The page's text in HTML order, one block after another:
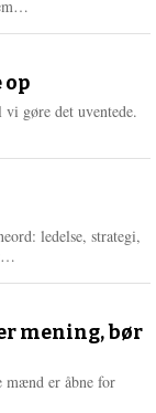
e
e
op
gøre det uventede.
ledelse, strategi,
e mening, bør
mænd er åbne for